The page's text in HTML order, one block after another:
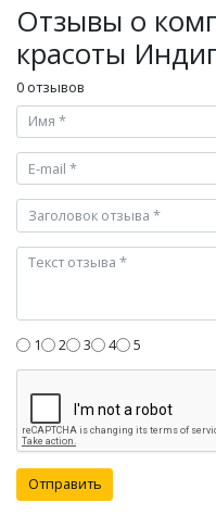
Отзывы о
красоты
0 отзывов
1 2 3 4 5
Отправить